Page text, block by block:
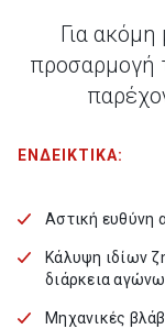
Για
προσαρμογή
ΕΝΔΕΙΚΤΙΚΑ:
Αστική ευθύνη
Κάλυψη ιδίων
διάρκεια
Μηχανικές